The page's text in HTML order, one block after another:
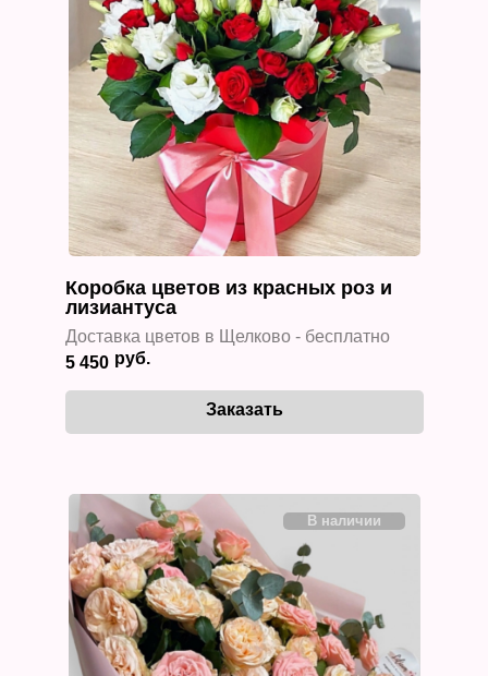
Коробка цветов из красных роз и
лизиантуса
Доставка цветов в Щелково - бесплатно
5 450